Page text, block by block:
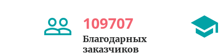
109707
Благодарных
заказчиков